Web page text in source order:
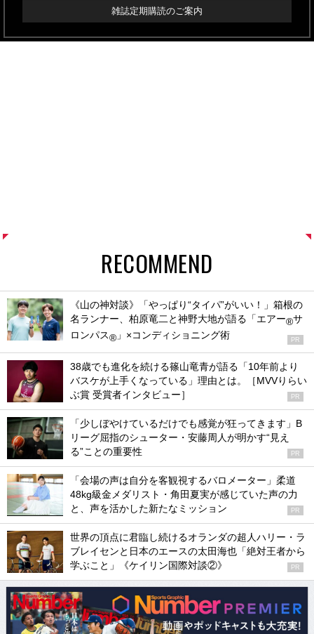
雑誌定期購読のご案内
RECOMMEND
《山の神対談》「やっぱり“タイパ”がいい！」箱根の
名ランナー、柏原竜二と神野大地が語る「エアー®サ
ロンパス® 」×コンディショニング術 PR
38歳でも進化を続ける篠山竜青が語る「10年前より
バスケが上手くなっている」理由とは。［MVVりらい
ぶ賞 受賞者インタビュー］
PR
「少しぼやけているだけでも感覚が狂ってきます」B
リーグ屈指のシューター・安藤周人が明かす“見え
る”ことの重要性
PR
「会場の声は自分を客観視するバロメーター」柔道
48kg級金メダリスト・角田夏実が感じていた声の力
と、声を活かした新たなミッション
PR
世界の頂点に君臨し続けるオランダの超人ハリー・ラ
ブレイセンと日本のエースの太田海也「絶対王者から
学ぶこと」《ケイリン国際対談②》
PR